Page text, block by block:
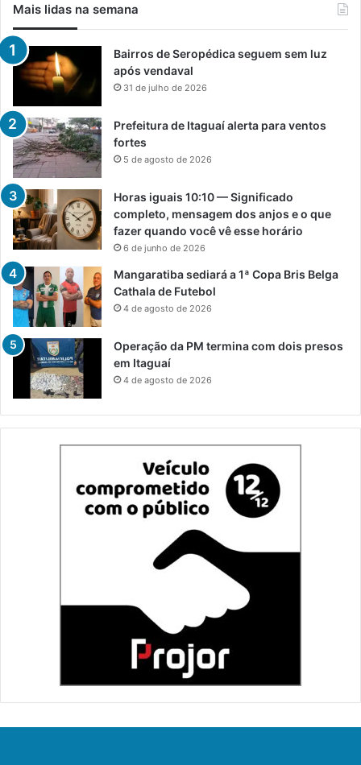
Mais lidas na semana
Bairros de Seropédica seguem sem luz
após vendaval
31 de julho de 2026
Prefeitura de Itaguaí alerta para ventos
fortes
5 de agosto de 2026
Horas iguais 10:10 — Significado
completo, mensagem dos anjos e o que
fazer quando você vê esse horário
6 de junho de 2026
Mangaratiba sediará a 1ª Copa Bris Belga
Cathala de Futebol
4 de agosto de 2026
Operação da PM termina com dois presos
em Itaguaí
4 de agosto de 2026